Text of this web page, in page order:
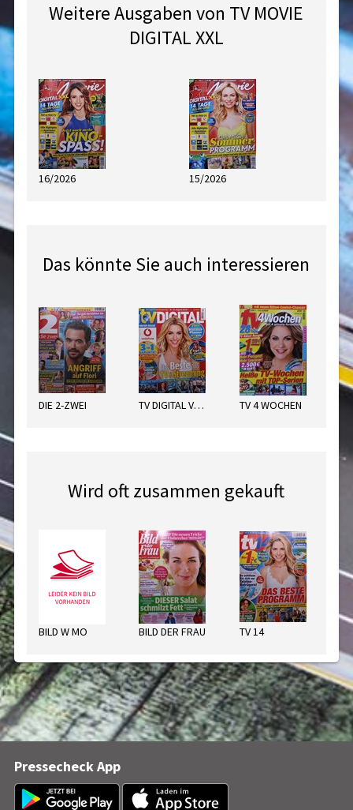
Weitere Ausgaben von TV MOVIE
DIGITAL XXL
16/2026 15/2026
Das könnte Sie auch interessieren
DIE 2-ZWEI TV DIGITAL VODAFONE TV 4 WOCHEN
Wird oft zusammen gekauft
BILD W MO BILD DER FRAU TV 14
Pressecheck App